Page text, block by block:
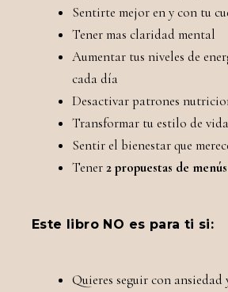
Sentirte mejor en y con tu
Tener mas claridad mental
Aumentar tus niveles de
cada día
Desactivar patrones
Transformar tu estilo de vida
Sentir el bienestar que
Tener2 propuestas de
Este libro NO es para ti si:
Quieres seguir con ansiedad